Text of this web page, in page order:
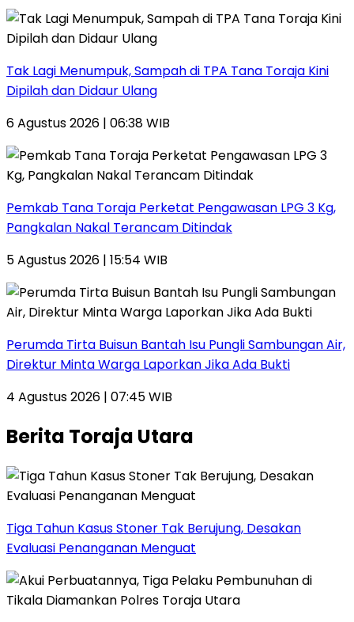
Tak Lagi Menumpuk, Sampah di TPA Tana Toraja Kini
Dipilah dan Didaur Ulang
6 Agustus 2026 | 06:38 WIB
Pemkab Tana Toraja Perketat Pengawasan LPG 3 Kg,
Pangkalan Nakal Terancam Ditindak
5 Agustus 2026 | 15:54 WIB
Perumda Tirta Buisun Bantah Isu Pungli Sambungan Air,
Direktur Minta Warga Laporkan Jika Ada Bukti
4 Agustus 2026 | 07:45 WIB
Berita Toraja Utara
Tiga Tahun Kasus Stoner Tak Berujung, Desakan
Evaluasi Penanganan Menguat